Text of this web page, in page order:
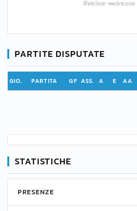
PARTITE DISPUTATE
GIO. PARTITA GF ASS. A E AA
STATISTICHE
PRESENZE